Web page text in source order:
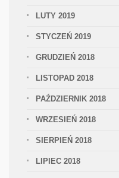
LUTY 2019
STYCZEŃ 2019
GRUDZIEŃ 2018
LISTOPAD 2018
PAŹDZIERNIK 2018
WRZESIEŃ 2018
SIERPIEŃ 2018
LIPIEC 2018